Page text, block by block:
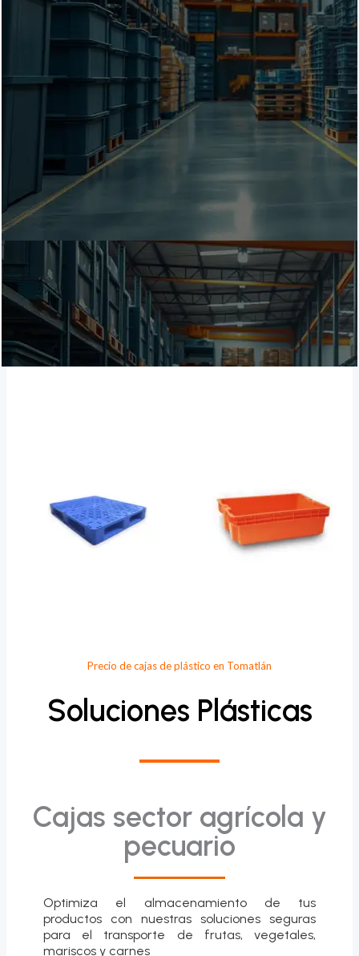
Precio de cajas de plástico en Tomatlán
Soluciones Plásticas
Cajas sector agrícola y
pecuario
Optimiza el almacenamiento de tus
productos con nuestras soluciones seguras
para el transporte de frutas, vegetales,
mariscos y carnes